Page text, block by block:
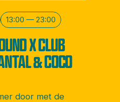
13:00 — 23:00
X CLUB
& COCO
door met de